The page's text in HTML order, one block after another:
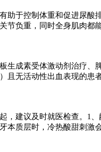
于控制体重和促进尿
负重，同时全身肌肉
成素受体激动剂治疗
无活动性出血表现的
建议及时就医检查。1
质层时，冷热酸甜刺激